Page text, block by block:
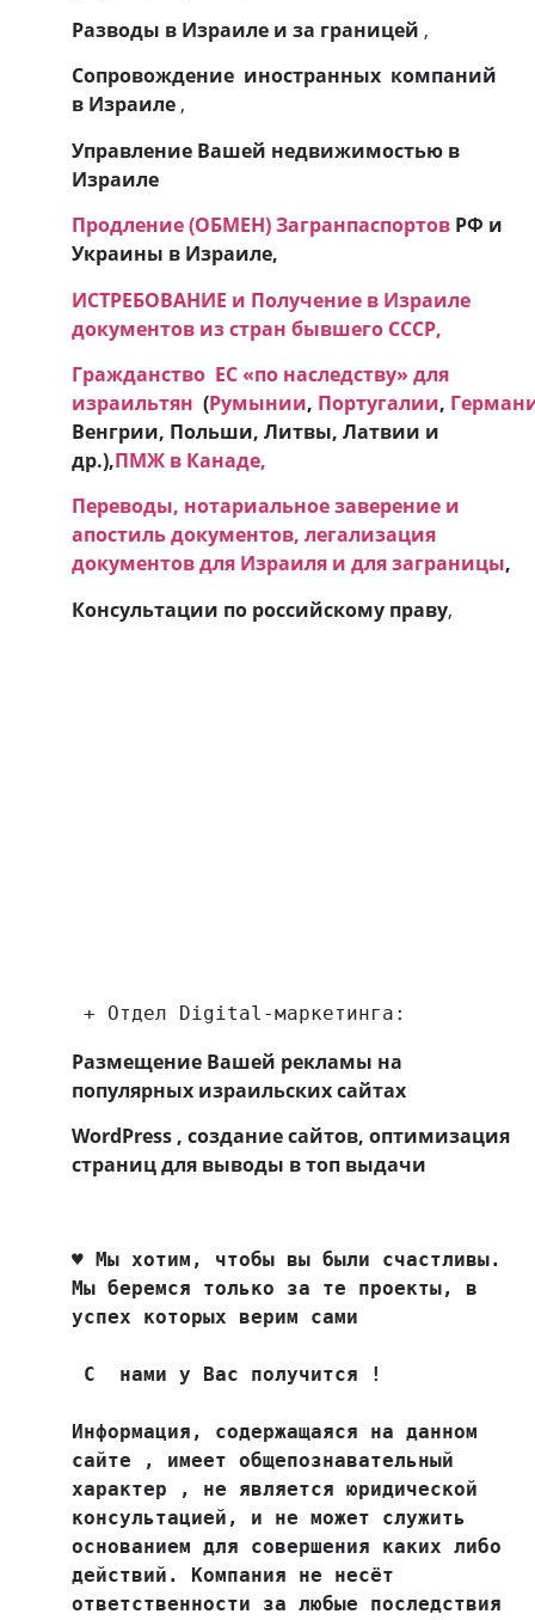
Разводы в Израиле и за границей ,
Сопровождение иностранных компаний
в Израиле,
Управление Вашей недвижимостью в
Израиле
Продление (ОБМЕН) Загранпаспортов РФ и
Украины в Израиле,
ИСТРЕБОВАНИЕ и Получение в Израиле
документов из стран бывшего СССР,
Гражданство ЕC «по наследству» для
израильтян (Румынии, Португалии,
Венгрии, Польши, Литвы, Латвии и
др.),ПМЖ в Канаде,
Переводы, нотариальное заверение и
апостиль документов, легализация
документов для Израиля и для заграницы,
Консультации по российскому праву,
+ Отдел Digital-маркетинга:
Размещение Вашей рекламы на
популярных израильских сайтах
WordPress , создание сайтов, оптимизация
страниц для выводы в топ выдачи
♥ Мы хотим, чтобы вы были счастливы.
Мы беремся только за те проекты, в
успех которых верим сами
С  нами у Вас получится !
Информация, содержащаяся на данном
сайте , имеет общепознавательный
характер , не является юридической
консультацией, и не может служить
основанием для совершения каких либо
действий. Компания не несёт
ответственности за любые последствия